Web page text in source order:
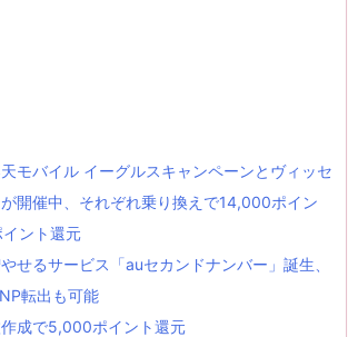
モバイル イーグルスキャンペーンとヴィッセ
開催中、それぞれ乗り換えで14,000ポイン
イント還元
せるサービス「auセカンドナンバー」誕生、
転出も可能
成で5,000ポイント還元